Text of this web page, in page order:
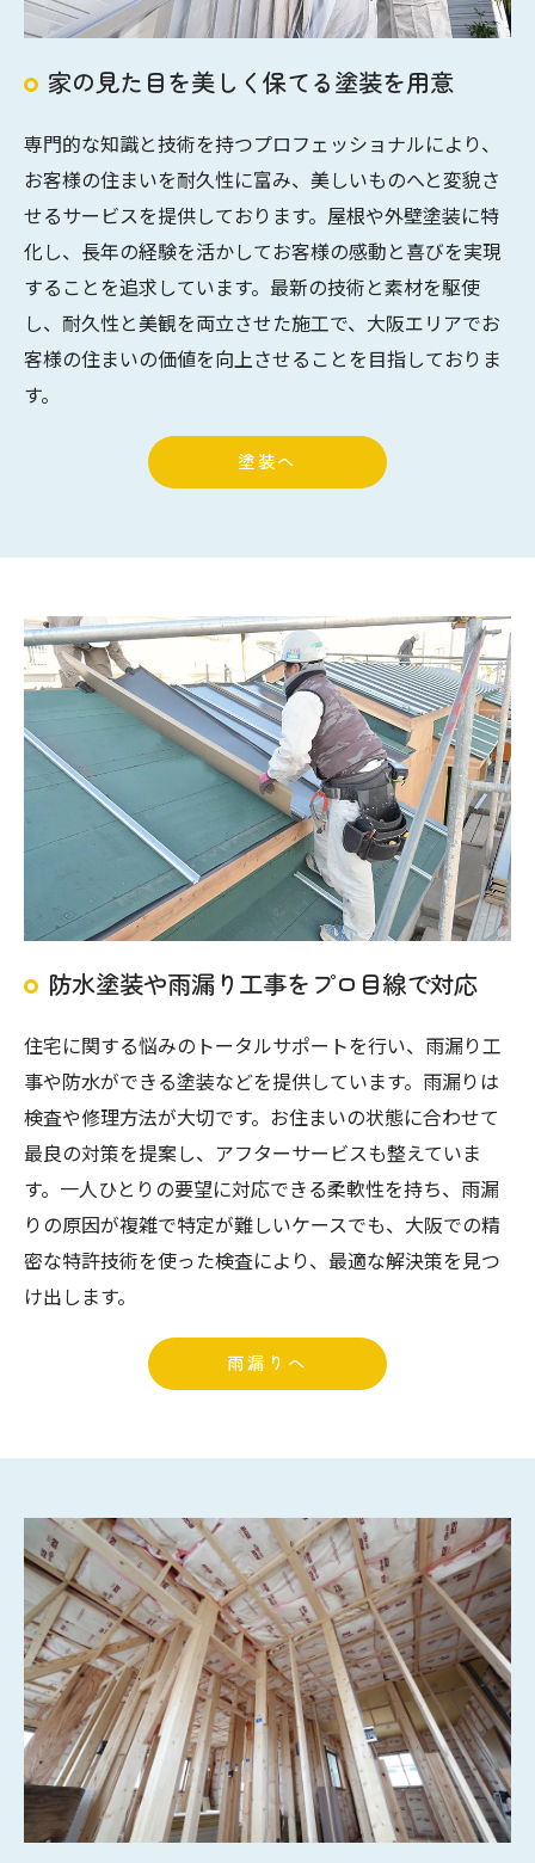
家の見た目を美しく保てる塗装を用意
専門的な知識と技術を持つプロフェッショナルにより、
お客様の住まいを耐久性に富み、美しいものへと変貌さ
せるサービスを提供しております。屋根や外壁塗装に特
化し、長年の経験を活かしてお客様の感動と喜びを実現
することを追求しています。最新の技術と素材を駆使
し、耐久性と美観を両立させた施工で、大阪エリアでお
客様の住まいの価値を向上させることを目指しておりま
す。
塗装へ
防水塗装や雨漏り工事をプロ目線で対応
住宅に関する悩みのトータルサポートを行い、雨漏り工
事や防水ができる塗装などを提供しています。雨漏りは
検査や修理方法が大切です。お住まいの状態に合わせて
最良の対策を提案し、アフターサービスも整えていま
す。一人ひとりの要望に対応できる柔軟性を持ち、雨漏
りの原因が複雑で特定が難しいケースでも、大阪での精
密な特許技術を使った検査により、最適な解決策を見つ
け出します。
雨漏りへ